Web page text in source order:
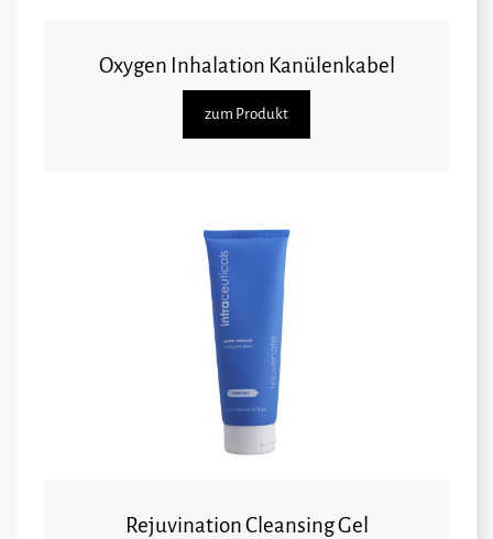
Oxygen Inhalation Kanülenkabel
zum Produkt
Rejuvination Cleansing Gel